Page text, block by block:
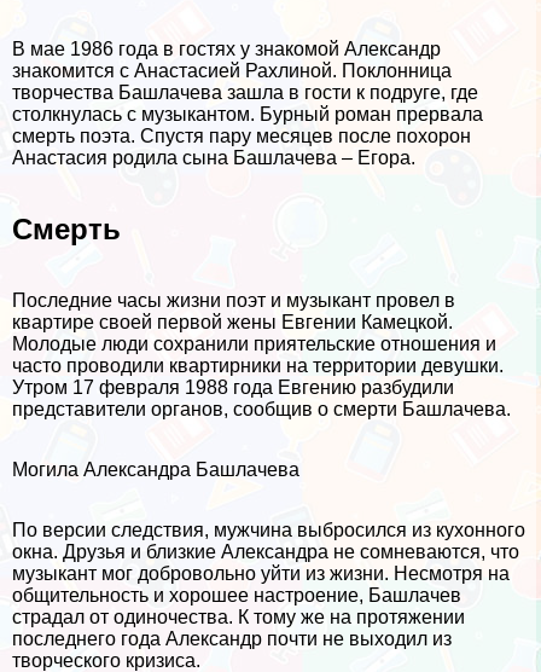
В мае 1986 года в гостях у знакомой Александр
знакомится с Анастасией Рахлиной. Поклонница
творчества Башлачева зашла в гости к подруге, где
столкнулась с музыкантом. Бурный роман прервала
cмepть поэта. Спустя пару месяцев после похорон
Анастасия родила сына Башлачева – Егора.
Cмepть
Последние часы жизни поэт и музыкант провел в
квартире своей первой жены Евгении Камецкой.
Молодые люди сохранили приятельские отношения и
часто проводили квартирники на территории дeвyшки.
Утром 17 февраля 1988 года Евгению разбудили
представители органов, сообщив о cмepти Башлачева.
Могила Александра Башлачева
По версии следствия, мужчина выбросился из кухонного
окна. Друзья и близкие Александра не сомневаются, что
музыкант мог добровольно уйти из жизни. Несмотря на
общительность и хорошее настроение, Башлачев
страдал от одиночества. К тому же на протяжении
последнего года Александр почти не выходил из
творческого кризиса.